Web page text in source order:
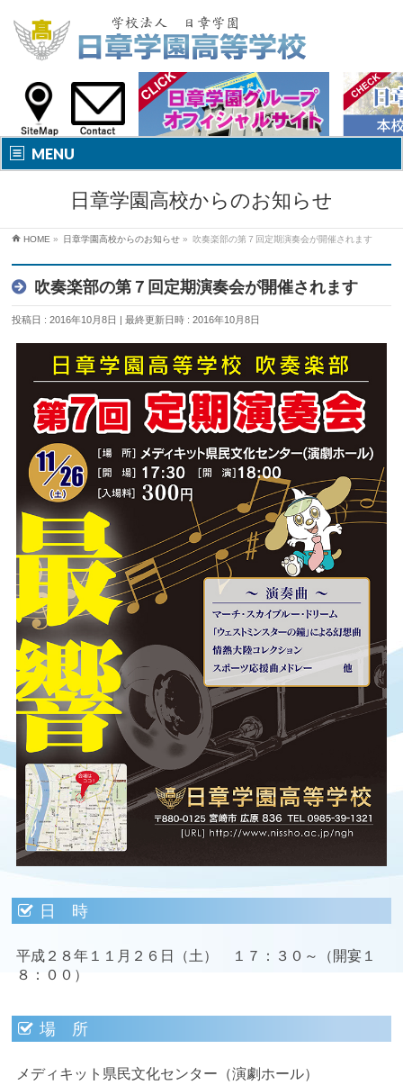
MENU
日章学園高校からのお知らせ
HOME » 日章学園高校からのお知らせ » 吹奏楽部の第７回定期演奏会が開催されます
吹奏楽部の第７回定期演奏会が開催されます
投稿日 : 2016年10月8日 最終更新日時 : 2016年10月8日
日 時
平成２８年１１月２６日（土） １７：３０～（開宴１
８：００）
場 所
メディキット県民文化センター（演劇ホール）